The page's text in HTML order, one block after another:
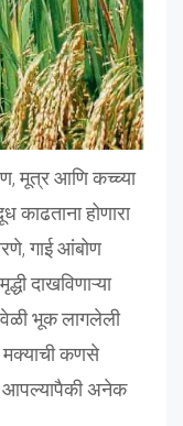
मूत्र आणि कच्च्या
काढताना होणारा
गाई आंबोण
दाखविणाऱ्या
वेळी भूक लागलेली
मक्याची कणसे
आपल्यापैकी अनेक